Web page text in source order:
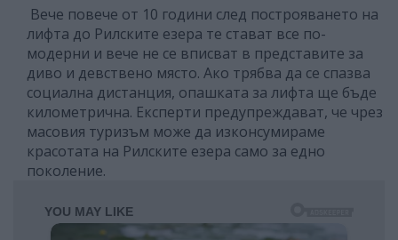
Вече повече от 10 години след построяването на
лифта до Рилските езера те стават все по-
модерни и вече не се вписват в представите за
диво и девствено място. Ако трябва да се спазва
социална дистанция, опашката за лифта ще бъде
километрична. Експерти предупреждават, че чрез
масовия туризъм може да изконсумираме
красотата на Рилските езера само за едно
поколение.